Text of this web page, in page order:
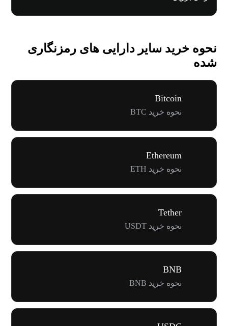
نحوه خرید سایر دارایی های رمزنگاری
شده
Bitcoin
نحوه خرید BTC
Ethereum
نحوه خرید ETH
Tether
نحوه خرید USDT
BNB
نحوه خرید BNB